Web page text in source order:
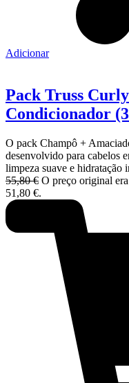
Adicionar
Pack Truss
Condicionador
O pack Champô +
desenvolvido para cabelos
limpeza suave e hidratação
55,80€ O preço original
51,80 €.